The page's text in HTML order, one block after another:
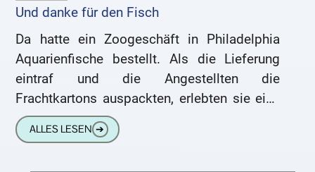
Und danke für den Fisch
Da hatte ein Zoogeschäft in Philadelphia
Aquarienfische bestellt. Als die Lieferung
eintraf und die Angestellten die
Frachtkartons auspackten, erlebten sie eine
böse Überraschung: Statt der erwarteten
Fische fanden sie einen
ALLES LESEN ➔